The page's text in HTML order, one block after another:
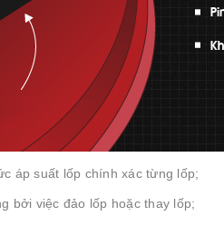
áp suất lốp chính xác từng lốp;
bởi việc đảo lốp hoặc thay lốp;